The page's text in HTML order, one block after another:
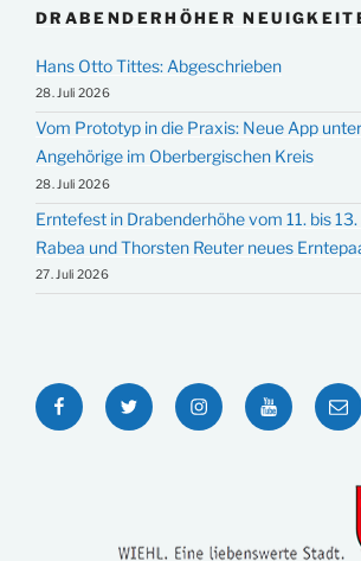
DRABENDERHÖHER
Hans Otto Tittes: Abgeschrieben
28. Juli 2026
Vom Prototyp in die Praxis: Neue App
Angehörige im Oberbergischen Kreis
28. Juli 2026
Erntefest in Drabenderhöhe vom 11. bis
Rabea und Thorsten Reuter neues
27. Juli 2026
FacebookTwitter InstagramYouTubeE-
Mail